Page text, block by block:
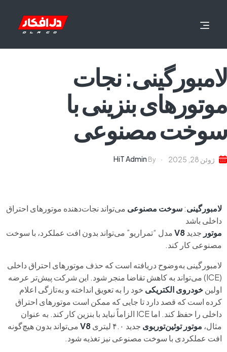
لامبورگینی: نجات
موتورهای بنزینی با
سوخت مصنوعی
ژوئن 28, 2025 By
HiT Admin
لامبورگینی:سوخت مصنوعی می‌تواند نجات‌دهنده موتورهای احتراق
داخلی باشد
موتور جدیدV8مدل “تمراریو” می‌تواند بدون افت عملکرد، با سوخت
مصنوعی کار کند.
لامبورگینی به‌وضوح دریافته است که حذف موتورهای احتراق داخلی
(ICE) می‌تواند به کاهش تقاضا منجر شود. این شرکت پیش‌تر عرضه
اولینخودروی الکتریکی خود را به تعویق انداخته و به‌تازگی اعلام
کرده است که قصد دارد تا جایی که ممکن است موتورهای احتراق
داخلی را حفظ کند. اما ICE الزاماً نباید با بنزین کار کند. به عنوان
مثال، موتور توئین‌توربوی جدید ۴.۰ لیتری V8می‌تواند بدون هیچ‌گونه
افت عملکردی با سوخت مصنوعی نیز تغذیه شود.